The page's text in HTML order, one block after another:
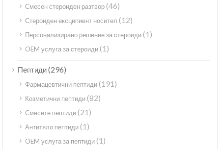
Смесен стероиден разтвор(46)
Стероиден ексципиент носител (12)
Персонализирано решение за стероиди(1)
OEM услуга за стероиди(1)
Пептиди(296)
Фармацевтични пептиди(191)
Козметични пептиди(82)
Смесете пептиди(21)
Антитяло пептиди(1)
OEM услуга за пептиди(1)